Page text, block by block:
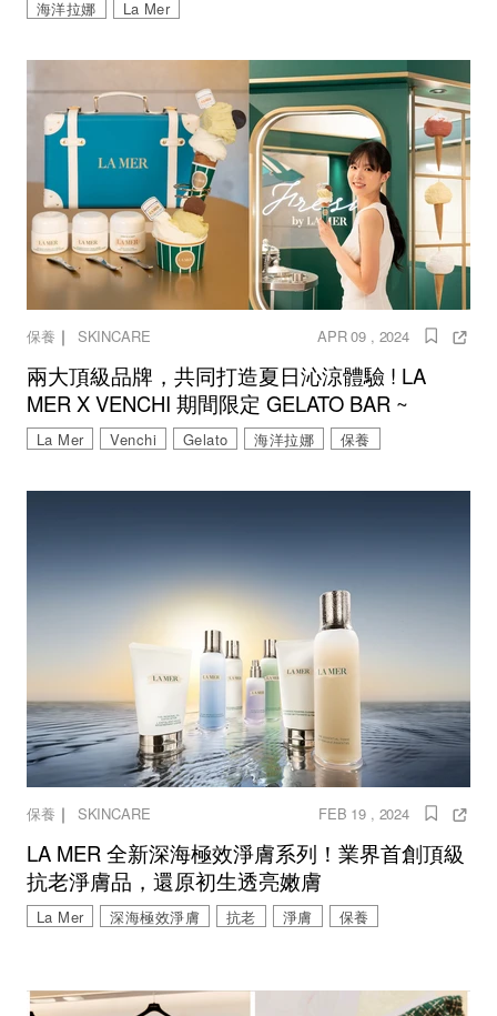
海洋拉娜 La Mer
保養 ｜ SKINCARE APR 09 , 2024
兩大頂級品牌，共同打造夏日沁涼體驗 ! LA
MER X VENCHI 期間限定 GELATO BAR ~
La Mer Venchi Gelato 海洋拉娜 保養
保養 ｜ SKINCARE FEB 19 , 2024
LA MER 全新深海極效淨膚系列！業界首創頂級
抗老淨膚品，還原初生透亮嫩膚
La Mer 深海極效淨膚 抗老 淨膚 保養